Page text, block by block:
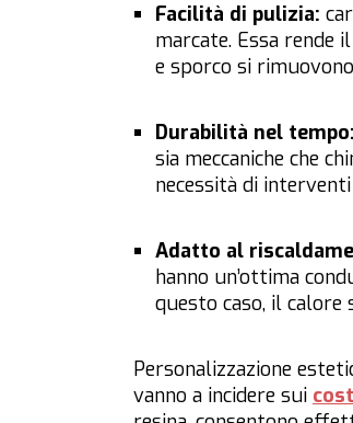
Facilità di pulizia:
marcate. Essa rende
e sporco si
Durabilità nel tempo:
sia meccaniche che
necessità di
Adatto al
hanno un’ottima
questo caso, il calore
Personalizzazione
vanno a incidere sui